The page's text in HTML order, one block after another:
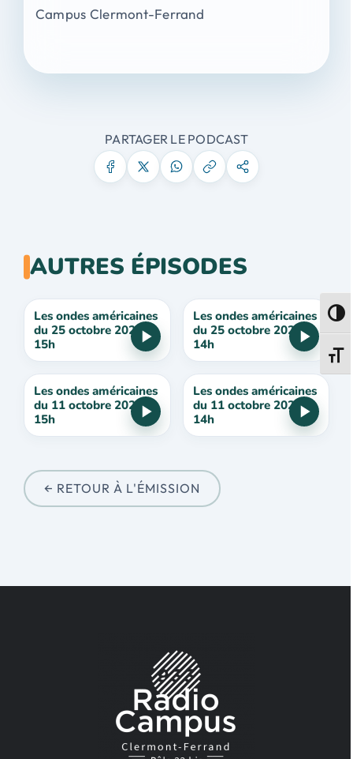
Campus Clermont-Ferrand
PARTAGER LE PODCAST
AUTRES ÉPISODES
Les ondes américaines
du 25 octobre 2025 à
15h
Les ondes américaines
du 25 octobre 2025 à
14h
Les ondes américaines
du 11 octobre 2025 à
15h
Les ondes américaines
du 11 octobre 2025 à
14h
← RETOUR À L'ÉMISSION